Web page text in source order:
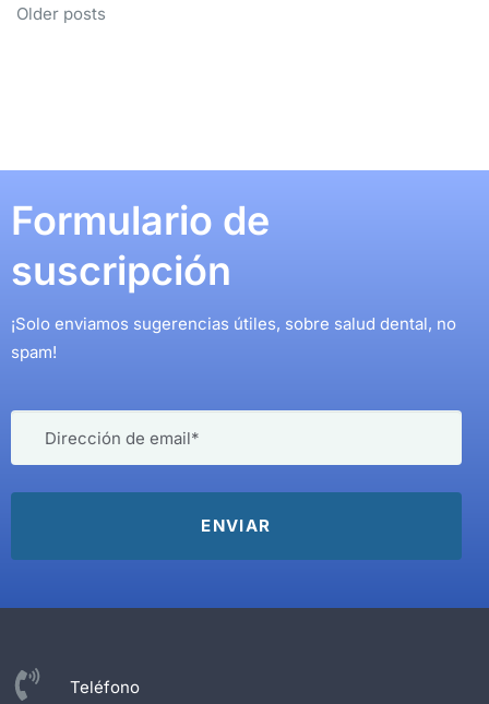
Older posts
Formulario de
suscripción
¡Solo enviamos sugerencias útiles, sobre salud dental, no
spam!
Teléfono